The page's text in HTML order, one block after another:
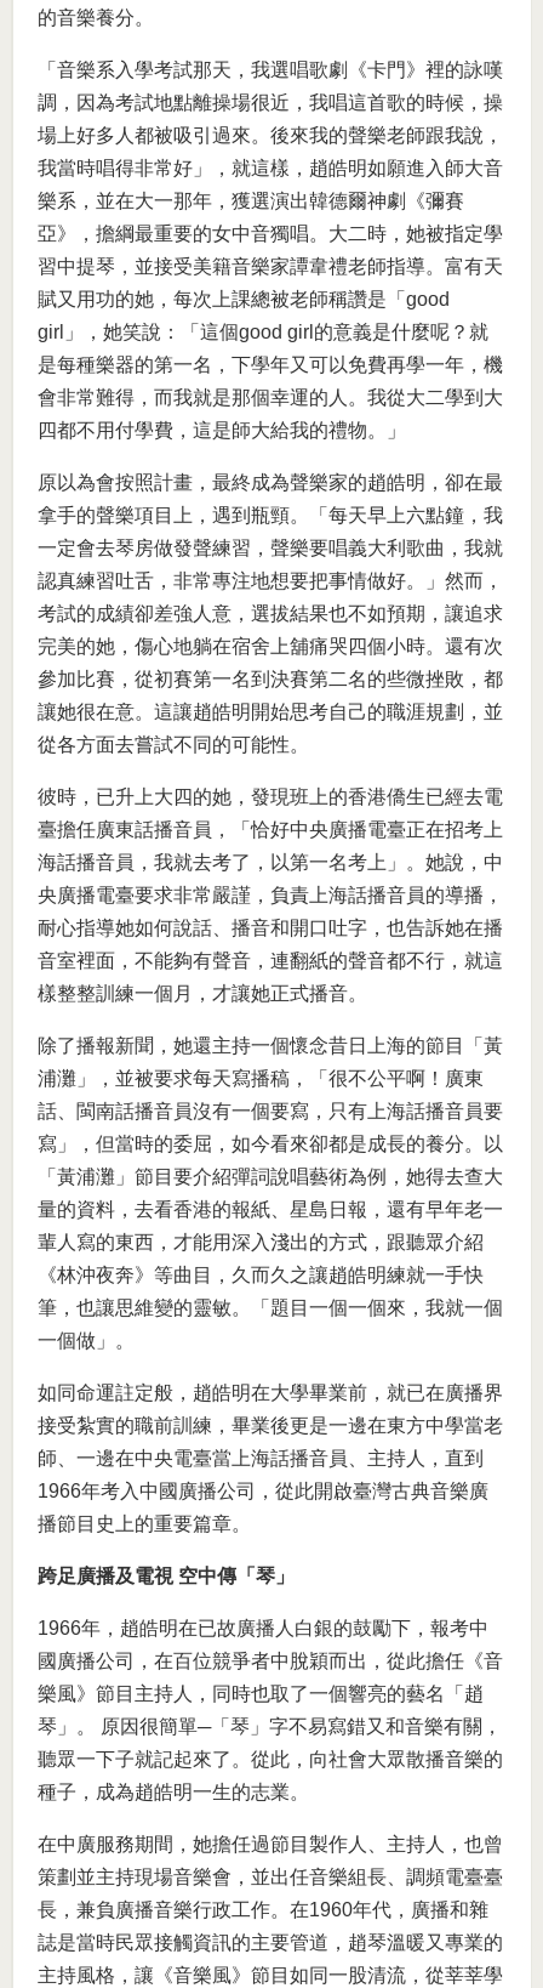
的音樂養分。
「音樂系入學考試那天，我選唱歌劇《卡門》裡的詠嘆
調，因為考試地點離操場很近，我唱這首歌的時候，操
場上好多人都被吸引過來。後來我的聲樂老師跟我說，
我當時唱得非常好」，就這樣，趙皓明如願進入師大音
樂系，並在大一那年，獲選演出韓德爾神劇《彌賽
亞》，擔綱最重要的女中音獨唱。大二時，她被指定學
習中提琴，並接受美籍音樂家譚韋禮老師指導。富有天
賦又用功的她，每次上課總被老師稱讚是「good
girl」，她笑說：「這個good girl的意義是什麼呢？就
是每種樂器的第一名，下學年又可以免費再學一年，機
會非常難得，而我就是那個幸運的人。我從大二學到大
四都不用付學費，這是師大給我的禮物。」
原以為會按照計畫，最終成為聲樂家的趙皓明，卻在最
拿手的聲樂項目上，遇到瓶頸。「每天早上六點鐘，我
一定會去琴房做發聲練習，聲樂要唱義大利歌曲，我就
認真練習吐舌，非常專注地想要把事情做好。」然而，
考試的成績卻差強人意，選拔結果也不如預期，讓追求
完美的她，傷心地躺在宿舍上舖痛哭四個小時。還有次
參加比賽，從初賽第一名到決賽第二名的些微挫敗，都
讓她很在意。這讓趙皓明開始思考自己的職涯規劃，並
從各方面去嘗試不同的可能性。
彼時，已升上大四的她，發現班上的香港僑生已經去電
臺擔任廣東話播音員，「恰好中央廣播電臺正在招考上
海話播音員，我就去考了，以第一名考上」。她說，中
央廣播電臺要求非常嚴謹，負責上海話播音員的導播，
耐心指導她如何說話、播音和開口吐字，也告訴她在播
音室裡面，不能夠有聲音，連翻紙的聲音都不行，就這
樣整整訓練一個月，才讓她正式播音。
除了播報新聞，她還主持一個懷念昔日上海的節目「黃
浦灘」，並被要求每天寫播稿，「很不公平啊！廣東
話、閩南話播音員沒有一個要寫，只有上海話播音員要
寫」，但當時的委屈，如今看來卻都是成長的養分。以
「黃浦灘」節目要介紹彈詞說唱藝術為例，她得去查大
量的資料，去看香港的報紙、星島日報，還有早年老一
輩人寫的東西，才能用深入淺出的方式，跟聽眾介紹
《林沖夜奔》等曲目，久而久之讓趙皓明練就一手快
筆，也讓思維變的靈敏。「題目一個一個來，我就一個
一個做」。
如同命運註定般，趙皓明在大學畢業前，就已在廣播界
接受紮實的職前訓練，畢業後更是一邊在東方中學當老
師、一邊在中央電臺當上海話播音員、主持人，直到
1966年考入中國廣播公司，從此開啟臺灣古典音樂廣
播節目史上的重要篇章。
跨足廣播及電視 空中傳「琴」
1966年，趙皓明在已故廣播人白銀的鼓勵下，報考中
國廣播公司，在百位競爭者中脫穎而出，從此擔任《音
樂風》節目主持人，同時也取了一個響亮的藝名「趙
琴」。 原因很簡單─「琴」字不易寫錯又和音樂有關，
聽眾一下子就記起來了。從此，向社會大眾散播音樂的
種子，成為趙皓明一生的志業。
在中廣服務期間，她擔任過節目製作人、主持人，也曾
策劃並主持現場音樂會，並出任音樂組長、調頻電臺臺
長，兼負廣播音樂行政工作。在1960年代，廣播和雜
誌是當時民眾接觸資訊的主要管道，趙琴溫暖又專業的
主持風格，讓《音樂風》節目如同一股清流，從莘莘學